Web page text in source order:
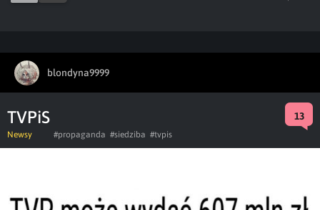
blondyna9999
TVPiS 13
Newsy #propaganda #siedziba #tvpis